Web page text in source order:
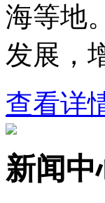
海等地
发展，
查看详
新闻中